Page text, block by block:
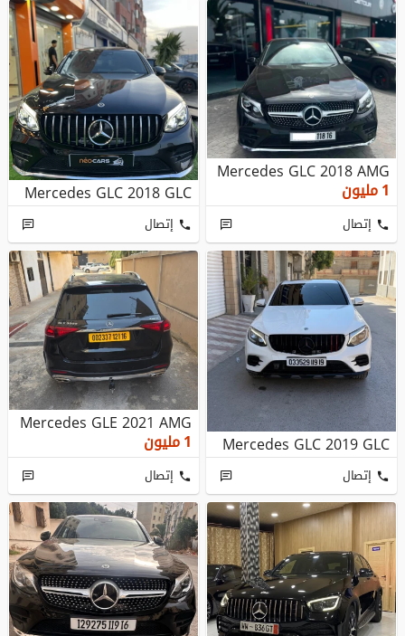
Mercedes GLC 2018 AMG
1مليون
إتصال
Mercedes GLC 2018 GLC
إتصال
Mercedes GLC 2019 GLC
إتصال
Mercedes GLE 2021 AMG
1مليون
إتصال